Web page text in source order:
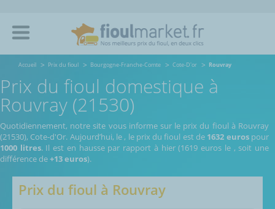
Accueil Prix du fioul Bourgogne-Franche-Comte Cote-D'or Rouvray
Prix du fioul domestique à
Rouvray (21530)
Quotidiennement, notre site vous informe sur le prix du fioul à Rouvray
(21530), Cote-d'Or. Aujourd’hui, le , le prix du fioul est de 1632 eurospour
1000 litres. Il est en hausse par rapport à hier (1619 euros le , soit une
différence de+13 euros).
Prix du fioul à Rouvray